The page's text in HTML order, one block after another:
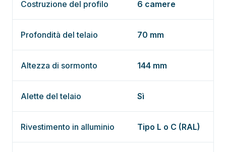
Costruzione del profilo 6 camere
Profondità del telaio 70 mm
Altezza di sormonto 144 mm
Alette del telaio Sì
Rivestimento in alluminio Tipo L o C (RAL)